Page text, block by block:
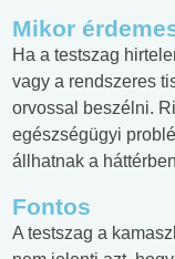
Mikor
Ha a testszag
vagy a rendszeres
orvossal beszélni.
egészségügyi
állhatnak a
Fontos
A testszag a